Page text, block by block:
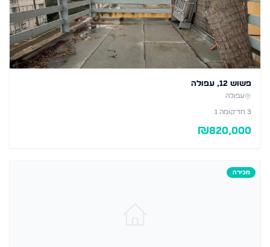
פשוש 12, עפולה
עפולה
3 חד׳קומה 1
₪820,000
מכירה